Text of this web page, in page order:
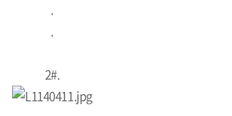
.
.
2#.